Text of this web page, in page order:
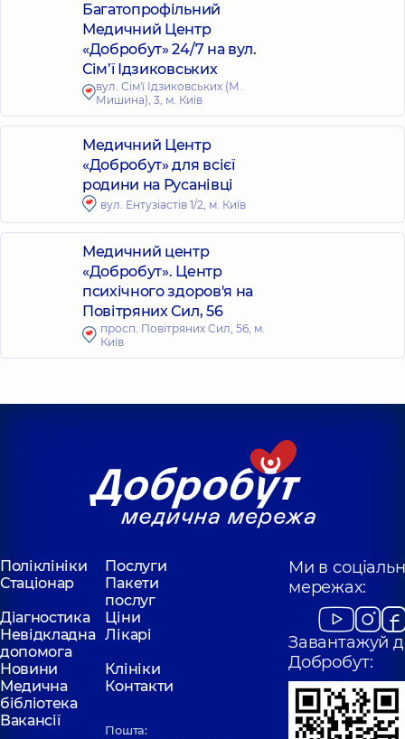
Багатопрофільний
Медичний Центр
«Добробут» 24/7 на вул.
Сім’ї Ідзиковських
вул. Сім'ї Ідзиковських (М.
Мишина), 3, м. Київ
Медичний Центр
«Добробут» для всієї
родини на Русанівці
вул. Ентузіастів 1/2, м. Київ
Медичний центр
«Добробут». Центр
психічного здоров'я на
Повітряних Сил, 56
просп. Повітряних Сил, 56, м.
Київ
Поліклініки
Послуги
Стаціонар
Пакети
послуг
Діагностика
Ціни
Невідкладна
допомога
Лікарі
Новини
Клініки
Медична
бібліотека
Контакти
Вакансії
Пошта:
Ми в
мережах:
Завантажуй
Добробут: